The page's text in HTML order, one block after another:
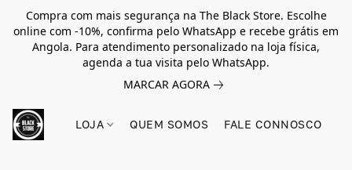
Compra com mais segurança na The Black Store. Escolhe
online com -10%, confirma pelo WhatsApp e recebe grátis em
Angola. Para atendimento personalizado na loja física,
agenda a tua visita pelo WhatsApp.
MARCAR AGORA
LOJA QUEM SOMOS FALE CONNOSCO